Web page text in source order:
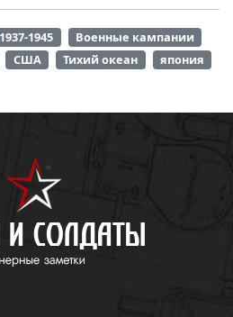
1937-1945
Военные кампании
США Тихий океан япония